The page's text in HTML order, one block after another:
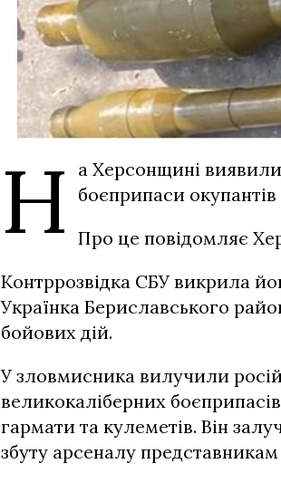
Н
а Херсонщині
боєприпаси
Про це повідомляє
Контррозвідка СБУ викрила
Українка Бериславського
бойових дій.
У зловмисника вилучили
великокаліберних
гармати та кулеметів. Він
збуту арсеналу представникам